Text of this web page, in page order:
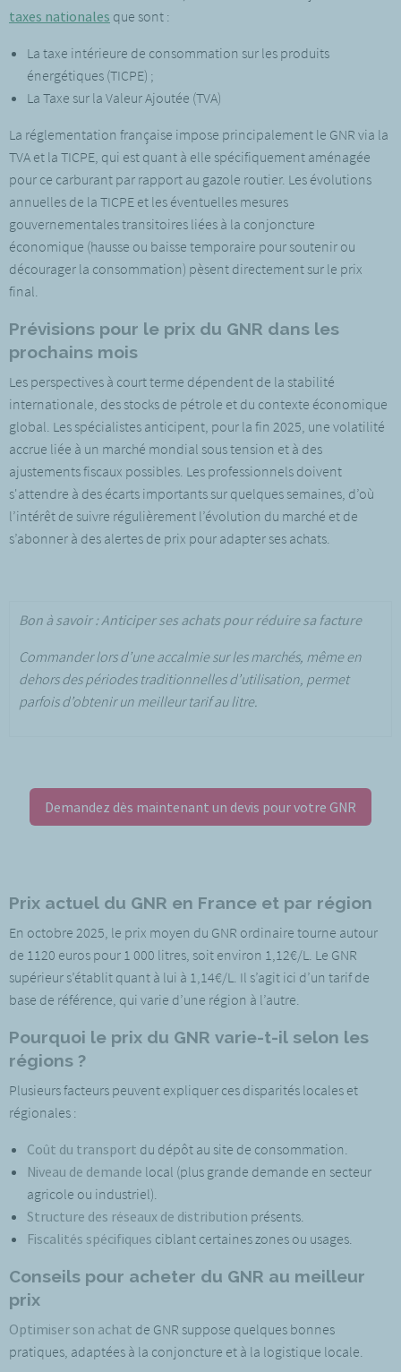
taxes nationales que sont :
La taxe intérieure de consommation sur les produits
énergétiques (TICPE) ;
La Taxe sur la Valeur Ajoutée (TVA)
La réglementation française impose principalement le GNR via la
TVA et la TICPE, qui est quant à elle spécifiquement aménagée
pour ce carburant par rapport au gazole routier. Les évolutions
annuelles de la TICPE et les éventuelles mesures
gouvernementales transitoires liées à la conjoncture
économique (hausse ou baisse temporaire pour soutenir ou
décourager la consommation) pèsent directement sur le prix
final.
Prévisions pour le prix du GNR dans les
prochains mois
Les perspectives à court terme dépendent de la stabilité
internationale, des stocks de pétrole et du contexte économique
global. Les spécialistes anticipent, pour la fin 2025, une volatilité
accrue liée à un marché mondial sous tension et à des
ajustements fiscaux possibles. Les professionnels doivent
s'attendre à des écarts importants sur quelques semaines, d’où
l’intérêt de suivre régulièrement l’évolution du marché et de
s’abonner à des alertes de prix pour adapter ses achats.
Bon à savoir : Anticiper ses achats pour réduire sa facture
Commander lors d’une accalmie sur les marchés, même en
dehors des périodes traditionnelles d’utilisation, permet
parfois d’obtenir un meilleur tarif au litre.
Demandez dès maintenant un devis pour votre GNR
Prix actuel du GNR en France et par région
En octobre 2025, le prix moyen du GNR ordinaire tourne autour
de 1120 euros pour 1 000 litres, soit environ 1,12€/L. Le GNR
supérieur s’établit quant à lui à 1,14€/L. Il s’agit ici d’un tarif de
base de référence, qui varie d’une région à l’autre.
Pourquoi le prix du GNR varie-t-il selon les
régions ?
Plusieurs facteurs peuvent expliquer ces disparités locales et
régionales :
Coût du transport du dépôt au site de consommation.
Niveau de demande local (plus grande demande en secteur
agricole ou industriel).
Structure des réseaux de distribution présents.
Fiscalités spécifiques ciblant certaines zones ou usages.
Conseils pour acheter du GNR au meilleur
prix
Optimiser son achat de GNR suppose quelques bonnes
pratiques, adaptées à la conjoncture et à la logistique locale.